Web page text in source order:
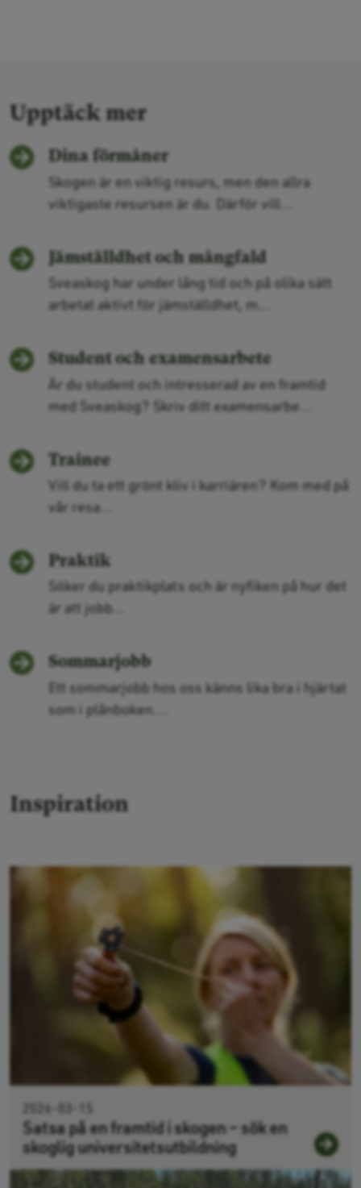
Upptäck mer
Dina förmåner
Skogen är en viktig resurs, men den allra
viktigaste resursen är du. Därför vill...
Jämställdhet och mångfald
Sveaskog har under lång tid och på olika sätt
arbetat aktivt för jämställdhet, m...
Student och examensarbete
Är du student och intresserad av en framtid
med Sveaskog? Skriv ditt examensarbe...
Trainee
Vill du ta ett grönt kliv i karriären? Kom med på
vår resa...
Praktik
Söker du praktikplats och är nyfiken på hur det
är att jobb...
Sommarjobb
Ett sommarjobb hos oss känns lika bra i hjärtat
som i plånboken....
Inspiration
2026-03-15
Satsa på en framtid i skogen – sök en
skoglig universitetsutbildning